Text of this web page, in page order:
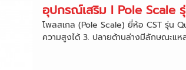
อุปกรณ์เสริม l Pole Scale
โพลสเกล (Pole Scale) ยี่ห้อ CST รุ่น
ความสูงได้ 3. ปลายด้านล่างมีลักษณะแห